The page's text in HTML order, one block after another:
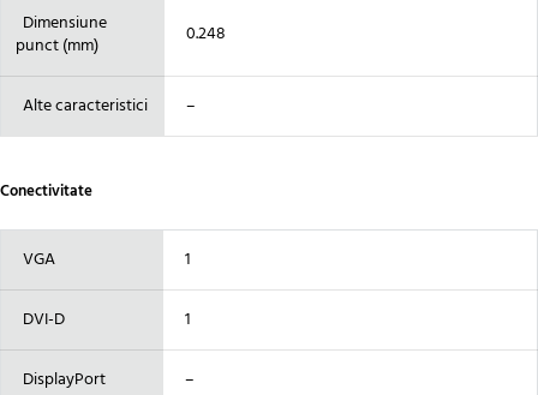
Dimensiune
punct (mm)
0.248
Alte caracteristici –
Conectivitate
VGA 1
DVI-D 1
DisplayPort –